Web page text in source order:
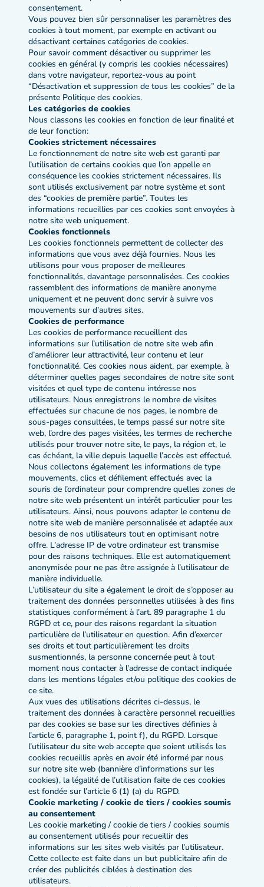
consentement.
Vous pouvez bien sûr personnaliser les paramètres des
cookies à tout moment, par exemple en activant ou
désactivant certaines catégories de cookies.
Pour savoir comment désactiver ou supprimer les
cookies en général (y compris les cookies nécessaires)
dans votre navigateur, reportez-vous au point
“Désactivation et suppression de tous les cookies” de la
présente Politique des cookies.
Les catégories de cookies
Nous classons les cookies en fonction de leur finalité et
de leur fonction:
Cookies strictement nécessaires
Le fonctionnement de notre site web est garanti par
l’utilisation de certains cookies que l’on appelle en
conséquence les cookies strictement nécessaires. Ils
sont utilisés exclusivement par notre système et sont
des “cookies de première partie”. Toutes les
informations recueillies par ces cookies sont envoyées à
notre site web uniquement.
Cookies fonctionnels
Les cookies fonctionnels permettent de collecter des
informations que vous avez déjà fournies. Nous les
utilisons pour vous proposer de meilleures
fonctionnalités, davantage personnalisées. Ces cookies
rassemblent des informations de manière anonyme
uniquement et ne peuvent donc servir à suivre vos
mouvements sur d’autres sites.
Cookies de performance
Les cookies de performance recueillent des
informations sur l’utilisation de notre site web afin
d’améliorer leur attractivité, leur contenu et leur
fonctionnalité. Ces cookies nous aident, par exemple, à
déterminer quelles pages secondaires de notre site sont
visitées et quel type de contenu intéresse nos
utilisateurs. Nous enregistrons le nombre de visites
effectuées sur chacune de nos pages, le nombre de
sous-pages consultées, le temps passé sur notre site
web, l’ordre des pages visitées, les termes de recherche
utilisés pour trouver notre site, le pays, la région et, le
cas échéant, la ville depuis laquelle l’accès est effectué.
Nous collectons également les informations de type
mouvements, clics et défilement effectués avec la
souris de l’ordinateur pour comprendre quelles zones de
notre site web présentent un intérêt particulier pour les
utilisateurs. Ainsi, nous pouvons adapter le contenu de
notre site web de manière personnalisée et adaptée aux
besoins de nos utilisateurs tout en optimisant notre
offre. L’adresse IP de votre ordinateur est transmise
pour des raisons techniques. Elle est automatiquement
anonymisée pour ne pas être assignée à l’utilisateur de
manière individuelle.
L’utilisateur du site a également le droit de s’opposer au
traitement des données personnelles utilisées à des fins
statistiques conformément à l’art. 89 paragraphe 1 du
RGPD et ce, pour des raisons regardant la situation
particulière de l’utilisateur en question. Afin d’exercer
ses droits et tout particulièrement les droits
susmentionnés, la personne concernée peut à tout
moment nous contacter à l’adresse de contact indiquée
dans les mentions légales et/ou politique des cookies de
ce site.
Aux vues des utilisations décrites ci-dessus, le
traitement des données à caractère personnel recueillies
par des cookies se base sur les directives définies à
l’article 6, paragraphe 1, point f), du RGPD. Lorsque
l’utilisateur du site web accepte que soient utilisés les
cookies recueillis après en avoir été informé par nous
sur notre site web (bannière d’informations sur les
cookies), la légalité de l’utilisation faite de ces cookies
est fondée sur l’article 6 (1) (a) du RGPD.
Cookie marketing / cookie de tiers / cookies soumis
au consentement
Les cookie marketing / cookie de tiers / cookies soumis
au consentement utilisés pour recueillir des
informations sur les sites web visités par l’utilisateur.
Cette collecte est faite dans un but publicitaire afin de
créer des publicités ciblées à destination des
utilisateurs.